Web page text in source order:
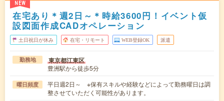
NEW
在宅あり＊週2日～＊時給3600円！イベント仮
設図面作成CADオペレーション
土日祝日が休み 在宅・リモート WEB登録OK 派遣
勤務地 東京都江東区
豊洲駅から徒歩5分
曜日頻度
平日週2日～ ※保有スキルや経験などによって勤務曜日は調
整させていただく可能性があります。